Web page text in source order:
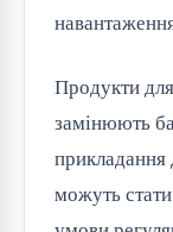
Продукти
замінюють
прикладання
можуть